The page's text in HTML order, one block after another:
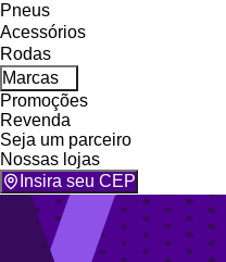
Pneus
Acessórios
Rodas
Marcas
Promoções
Revenda
Seja um parceiro
Nossas lojas
Insira seu CEP